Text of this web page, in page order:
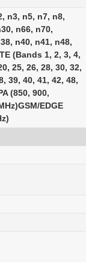
n3, n5, n7, n8,
n66, n70,
n40, n41, n48,
(Bands 1, 2, 3, 4,
25, 26, 28, 30, 32,
39, 40, 41, 42, 48,
(850, 900,
EDGE